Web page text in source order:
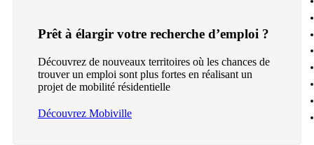
Prêt à élargir votre recherche d’emploi ?
Découvrez de nouveaux territoires où les chances de
trouver un emploi sont plus fortes en réalisant un
projet de mobilité résidentielle
Découvrez Mobiville